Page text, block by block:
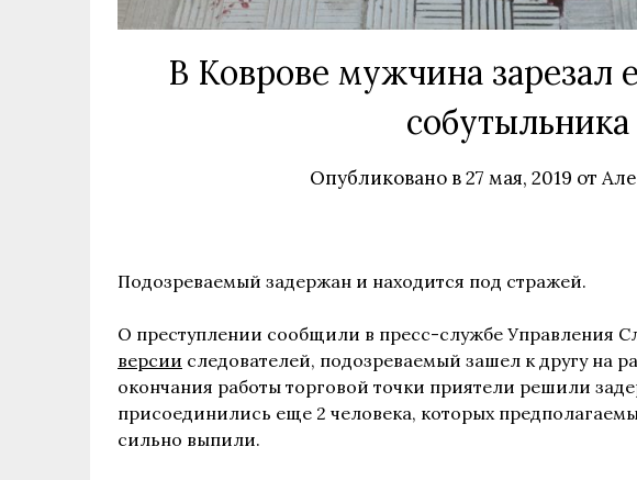
В Коврове мужчина зарезал
собутыльника
Опубликовано в27 мая, 2019 от
Подозреваемый задержан и находится под стражей.
О преступлении сообщили в пресс-службе Управления
версии следователей, подозреваемый зашел к другу на
окончания работы торговой точки приятели решили
присоединились еще 2 человека, которых
сильно выпили.